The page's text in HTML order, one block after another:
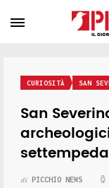
CURIOSITÀ SAN
San
di PICCHIO NEWS